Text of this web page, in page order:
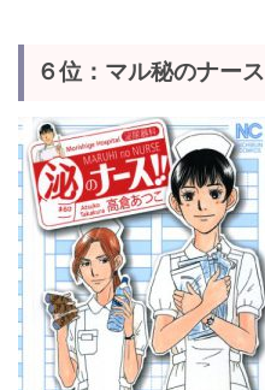
６位：マル秘のナース